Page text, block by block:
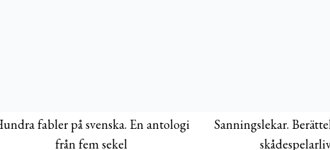
fabler på svenska. En antologi
från fem sekel
Sanningslekar.